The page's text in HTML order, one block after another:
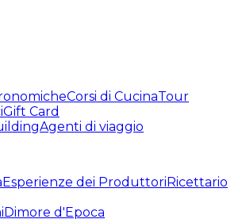
Corsi di CucinaTour
Gift Card
Agenti di viaggio
Esperienze dei ProduttoriRicettario
Dimore d'Epoca